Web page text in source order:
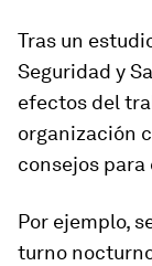
Tras un
Seguridad y
efectos del
organización
consejos para
Por ejemplo,
turno